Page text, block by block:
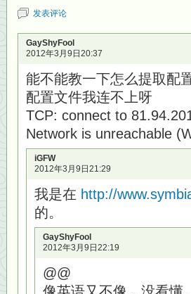
发表评论
GayShyFool
2012年3月9日20:37
能不能教一下怎么提取配
配置文件我连不上呀
TCP: connect to
Network is unreachable
iGFW
2012年3月9日21:29
我是在 http://
的。
GayShyFool
2012年3月9日22:19
@@